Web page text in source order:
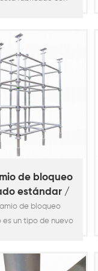
(1.90 "od x 10
Es un sistema de
de acero
galvanizado
y soportar cargas
La característica
su tazón punto de
que permite
conectar has7
de bloqueo
estándar /
vertical
de bloqueo
es un tipo de nuevo
y fabricado con